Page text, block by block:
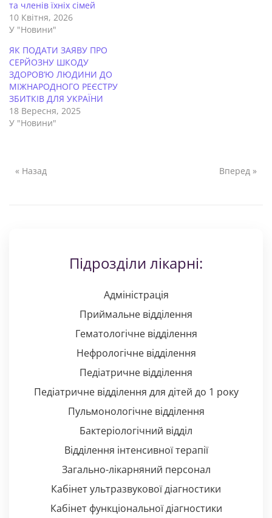
та членів їхніх сімей
10 Квітня, 2026
У "Новини"
ЯК ПОДАТИ ЗАЯВУ ПРО
СЕРЙОЗНУ ШКОДУ
ЗДОРОВ’Ю ЛЮДИНИ ДО
МІЖНАРОДНОГО РЕЄСТРУ
ЗБИТКІВ ДЛЯ УКРАЇНИ
18 Вересня, 2025
У "Новини"
« Назад Вперед »
Підрозділи лікарні:
Адміністрація
Приймальне відділення
Гематологічне відділення
Нефрологічне відділення
Педіатричне відділення
Педіатричне відділення для дітей до 1 року
Пульмонологічне відділення
Бактеріологічний відділ
Відділення інтенсивної терапії
Загально-лікарняний персонал
Кабінет ультразвукової діагностики
Кабінет функціональної діагностики